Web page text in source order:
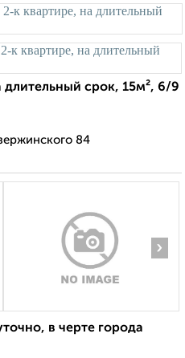
срок, 15м², 6/9
84
›
в черте города